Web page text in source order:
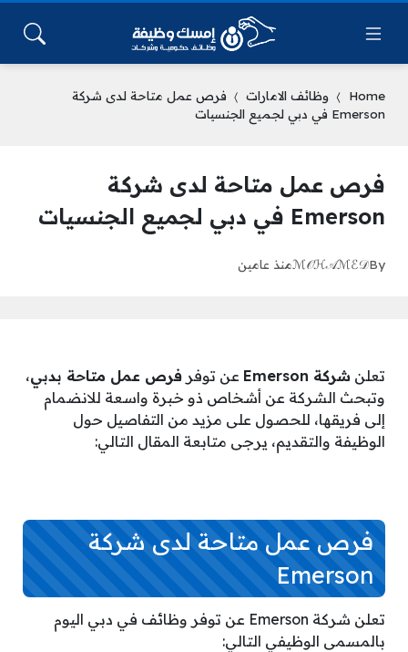
Home وظائف الامارات
فرص عمل متاحة لدى شركة
Emerson في دبي لجميع الجنسيات
فرص عمل متاحة لدى شركة
Emerson في دبي لجميع الجنسيات
By
ℳ𝒪ℋ𝒜ℳℰ𝒟منذ عامين
تعلن شركة Emerson عن توفر فرص عمل متاحة بدبي،
وتبحث الشركة عن أشخاص ذو خبرة واسعة للانضمام
إلى فريقها، للحصول على مزيد من التفاصيل حول
الوظيفة والتقديم، يرجى متابعة المقال التالي:
فرص عمل متاحة لدى شركة
Emerson
تعلن شركة Emerson عن توفر وظائف في دبي اليوم
بالمسمى الوظيفي التالي: